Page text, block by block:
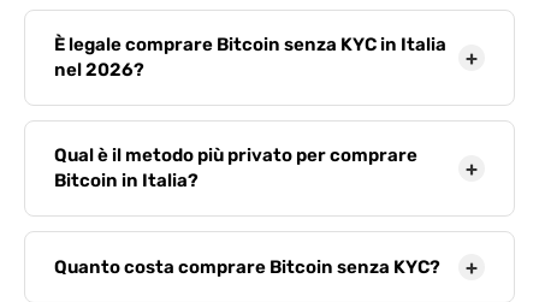
È legale comprare Bitcoin senza KYC in Italia
nel 2026?
+
Sì, acquistare Bitcoin tramite metodi P2P, voucher
o ATM senza KYC formalenon è illegale in sé
L’obbligo legale riguarda la dichiarazione fiscale:
ogni plusvalenza va tassata. Il mancato
adempimento fiscale è il comportamento illegale,
Qual è il metodo più privato per comprare
Bitcoin in Italia?
+
Bisqè la soluzione con il più alto profilo di privacy:
nessun account, nessun server centralizzato,rete
Quanto costa comprare Bitcoin senza KYC? +